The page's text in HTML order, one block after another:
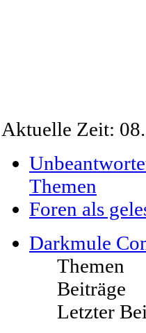
Aktuelle Zeit:
Themen
Foren als
Darkmule
Themen
Beiträge
Letzter